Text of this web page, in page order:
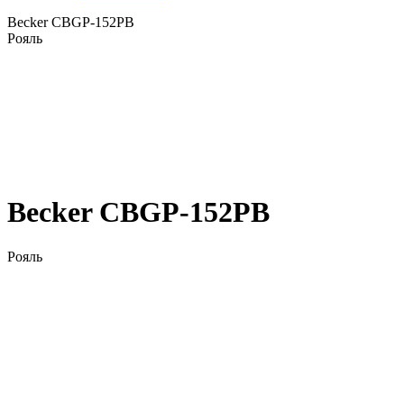
Becker CBGP-152PB
Рояль
Becker CBGP-152PB
Рояль